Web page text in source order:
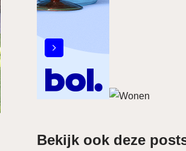
Bekijk ook deze